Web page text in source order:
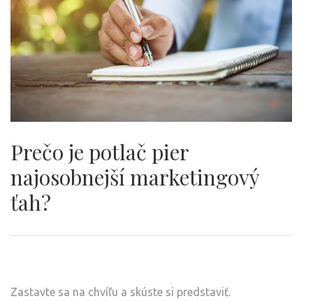
Prečo je potlač pier
najosobnejší marketingový
ťah?
Zastavte sa na chvíľu a skúste si predstaviť.